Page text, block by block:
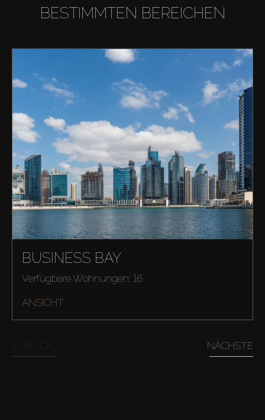
BESTIMMTEN BEREICHEN
BUSINESS BAY
Verfügbare Wohnungen: 16
ANSICHT
NÄCHSTE